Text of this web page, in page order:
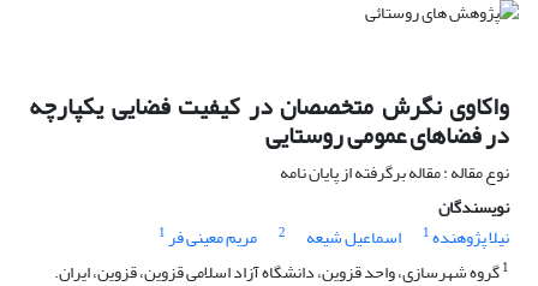
واکاوی نگرش متخصصان د‌ر کیفیت فضایی یکپارچه
د‌ر فضاهای عمومی روستایی
نوع مقاله : مقاله برگرفته از پایان نامه
نویسندگان
نیلا پژوهنده1 اسماعیل شیعه 2 مریم معینی فر1
1گروه شهرسازی، واحد قزوین، دانشگاه آزاد اسلامی قزوین، قزوین، ایران.